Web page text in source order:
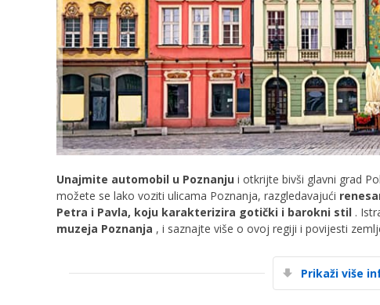
Unajmite automobil u Poznanju i otkrijte bivši glavni grad
možete se lako voziti ulicama Poznanja, razgledavajući
Petra i Pavla, koju karakterizira gotički i barokni stil .
muzeja Poznanja , i saznajte više o ovoj regiji i povijesti
Prikaži više